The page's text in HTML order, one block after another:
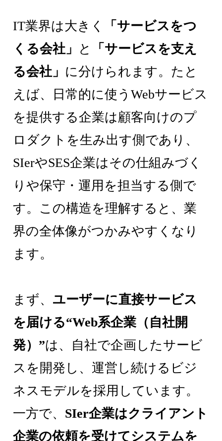
IT業界は大きく
「サービスをつ
くる会社」
と
「サービスを支え
る会社」 に分けられます。たと
えば、日常的に使うWebサービス
を提供する企業は顧客向けのプ
ロダクトを生み出す側であり、
SIerやSES企業はその仕組みづく
りや保守・運用を担当する側で
す。この構造を理解すると、業
界の全体像がつかみやすくなり
ます。
まず、 ユーザーに直接サービス
を届ける“Web系企業（自社開
発）”は、自社で企画したサービ
スを開発し、運営し続けるビジ
ネスモデルを採用しています。
一方で、 SIer企業はクライアント
企業の依頼を受けてシステムを